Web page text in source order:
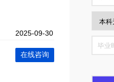
2025-09-30
在线咨询